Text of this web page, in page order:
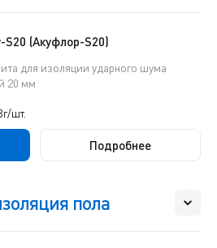
(Акуфлор-S20)
для изоляции ударного шума
20 мм
шт.
Подробнее
пола